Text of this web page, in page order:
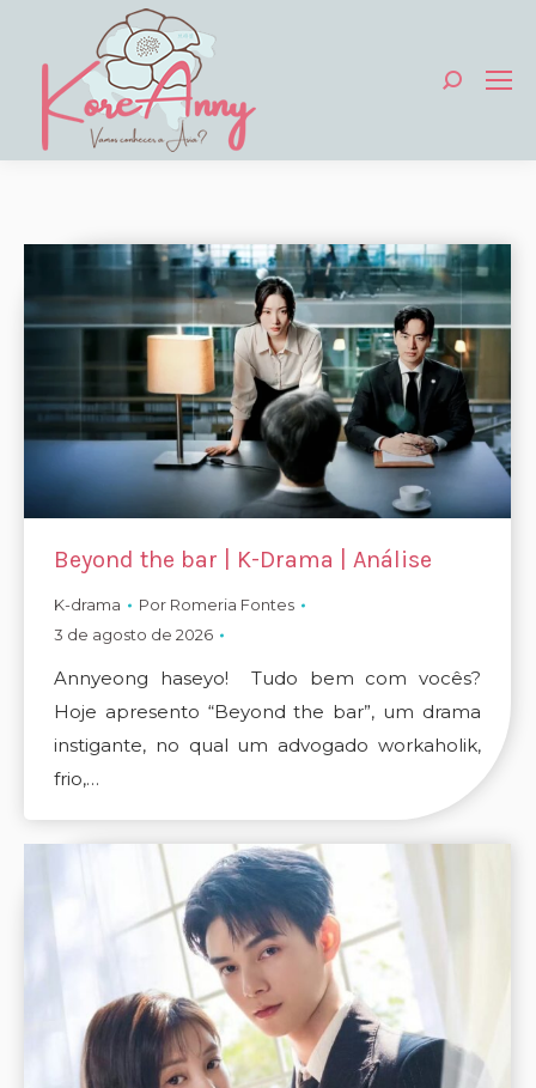
Search:
Beyond the bar | K-Drama | Análise
K-drama Por Romeria Fontes
3 de agosto de 2026
Annyeong haseyo! Tudo bem com vocês?
Hoje apresento “Beyond the bar”, um drama
instigante, no qual um advogado workaholik,
frio,…